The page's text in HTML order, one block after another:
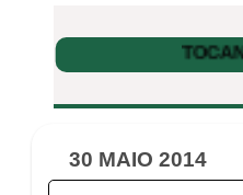
30 MAIO 2014